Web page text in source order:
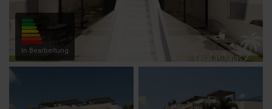
In Bearbeitung